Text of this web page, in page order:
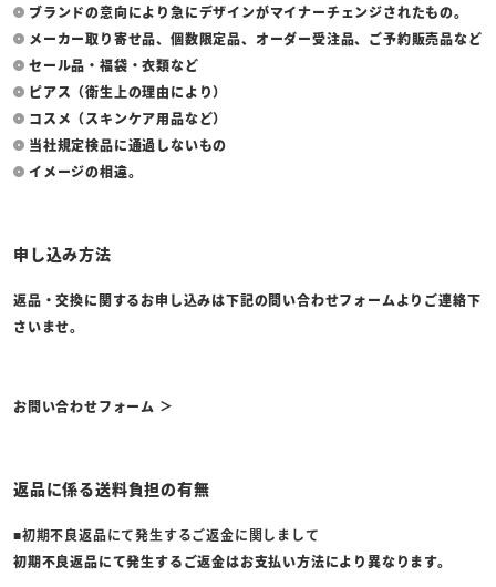
ブランドの意向により急にデザインがマイナーチェンジされたもの。
メーカー取り寄せ品、個数限定品、オーダー受注品、ご予約販売品など
セール品・福袋・衣類など
ピアス（衛生上の理由により）
コスメ（スキンケア用品など）
当社規定検品に通過しないもの
イメージの相違。
申し込み方法
返品・交換に関するお申し込みは下記の問い合わせフォームよりご連絡下
さいませ。
お問い合わせフォーム ＞
返品に係る送料負担の有無
■初期不良返品にて発生するご返金に関しまして
初期不良返品にて発生するご返金はお支払い方法により異なります。